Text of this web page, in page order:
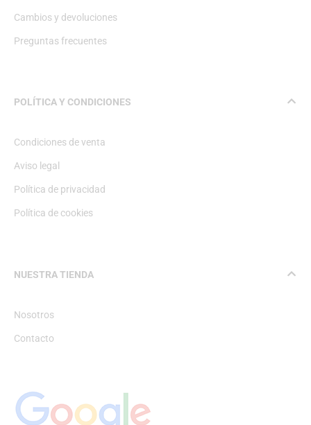
Cambios y devoluciones
Preguntas frecuentes
POLÍTICA Y CONDICIONES
Condiciones de venta
Aviso legal
Política de privacidad
Política de cookies
NUESTRA TIENDA
Nosotros
Contacto